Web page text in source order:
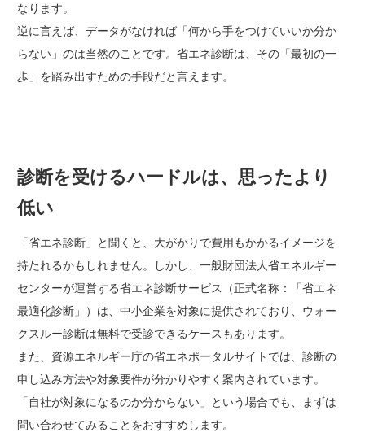
なります。
逆に言えば、データがなければ「何から手をつけていいか分か
らない」のは当然のことです。省エネ診断は、その「最初の一
歩」を踏み出すための手段だと言えます。
診断を受けるハードルは、思ったより
低い
「省エネ診断」と聞くと、大がかりで費用もかかるイメージを
持たれるかもしれません。しかし、一般財団法人省エネルギー
センターが運営する省エネ診断サービス
（正式名称：「省エネ
最適化診断」）は、中小企業を対象に提供されており、ウォー
クスルー診断は無料で受診できるケースもあります。
また、資源エネルギー庁の省エネポータルサイト では、診断の
申し込み方法や対象要件が分かりやすく案内されています。
「自社が対象になるのか分からない」という場合でも、まずは
問い合わせてみることをおすすめします。